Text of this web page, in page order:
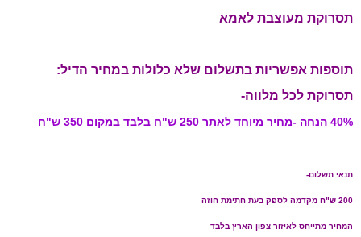
תסרוקת מעוצבת לאמא
תוספות אפשריות בתשלום שלא כלולות במחיר הדיל:
תסרוקת לכל מלווה-
40% הנחה -מחיר מיוחד לאתר 250 ש"ח בלבד במקום 350 ש"ח
תנאי תשלום-
200 ש"ח מקדמה לספק בעת חתימת חוזה
המחיר מתייחס לאיזור צפון הארץ בלבד